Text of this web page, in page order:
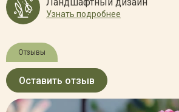
Узнать подробнее
Отзывы
Оставить отзыв